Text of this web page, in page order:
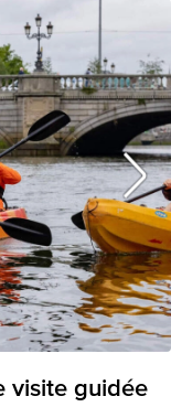
visite guidée